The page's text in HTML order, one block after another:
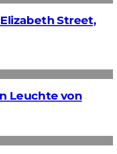
Elizabeth Street,
Leuchte von